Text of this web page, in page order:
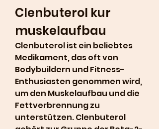
Clenbuterol kur
muskelaufbau
Clenbuterol ist ein beliebtes
Medikament, das oft von
Bodybuildern und Fitness-
Enthusiasten genommen wird,
um den Muskelaufbau und die
Fettverbrennung zu
unterstützen. Clenbuterol